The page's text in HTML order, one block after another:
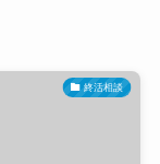
終活相談